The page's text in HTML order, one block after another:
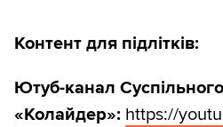
Контент для підлітків:
Ютуб-канал
«Колайдер»: https://